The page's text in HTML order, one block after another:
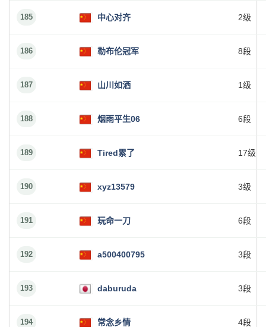
185 中心对齐 2级
186 勒布伦冠军 8段
187 山川如洒 1级
188 烟雨平生06 6段
189 Tired累了 17级
190 xyz13579 3级
191 玩命一刀 6段
192 a500400795 3段
193 daburuda 3段
194 常念乡情 4段